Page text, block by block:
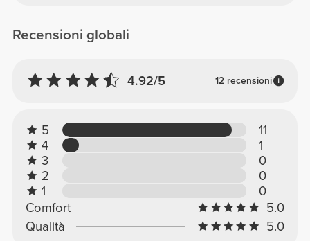
Recensioni globali
4.92/5 12 recensioni
5
11
4
1
3
0
2
0
1
0
Comfort
5.0
Qualità
5.0